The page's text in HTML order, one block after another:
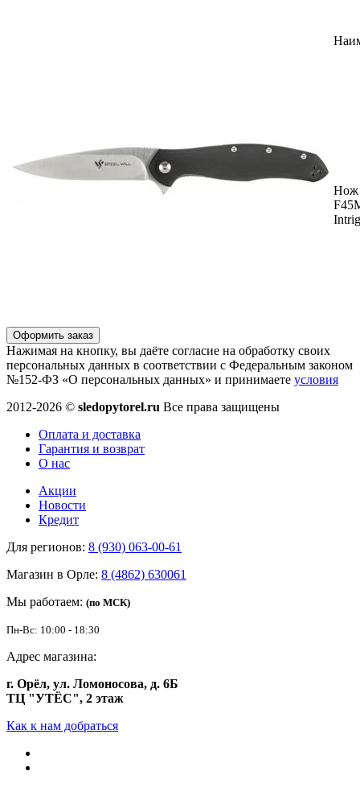
Нож
Оформить заказ
Нажимая на кнопку, вы даёте согласие на обработку своих
персональных данных в соответствии с Федеральным законом
№152-ФЗ «О персональных данных» и принимаете условия
2012-2026 © sledopytorel.ru Все права защищены
Оплата и доставка
Гарантия и возврат
О нас
Акции
Новости
Кредит
Для регионов: 8 (930) 063-00-61
Магазин в Орле: 8 (4862) 630061
Мы работаем: (по МСК)
Пн-Вс: 10:00 - 18:30
Адрес магазина:
г. Орёл, ул. Ломоносова, д. 6Б
ТЦ "УТЁС", 2 этаж
Как к нам добраться